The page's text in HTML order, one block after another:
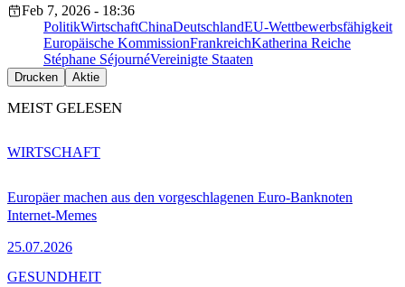
Feb 7, 2026 - 18:36
PolitikWirtschaftChinaDeutschlandEU-Wettbewerbsfähigkeit
Europäische KommissionFrankreichKatherina Reiche
Stéphane SéjournéVereinigte Staaten
Drucken Aktie
MEIST GELESEN
Europäer machen aus den vorgeschlagenen Euro-Banknoten
Internet-Memes
25.07.2026
WIRTSCHAFT
GESUNDHEIT